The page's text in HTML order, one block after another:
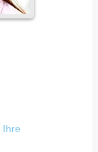
Ihre